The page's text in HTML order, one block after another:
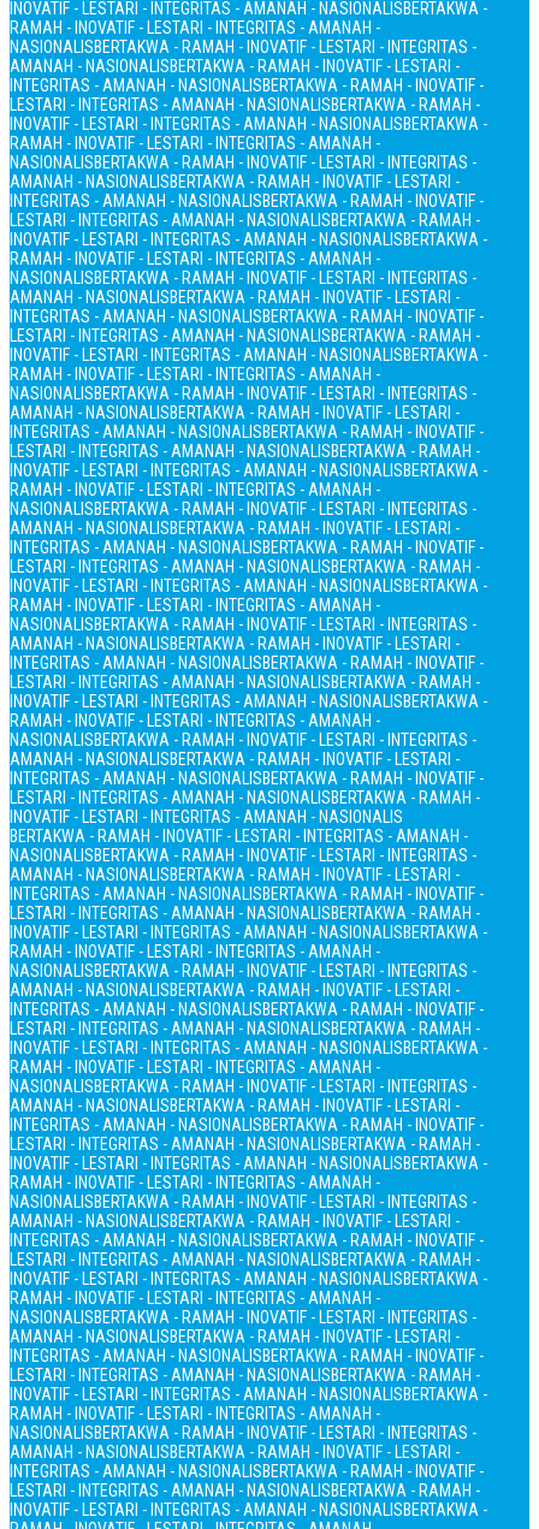
INOVATIF - LESTARI - INTEGRITAS - AMANAH - NASIONALISBERTAKWA -
RAMAH - INOVATIF - LESTARI - INTEGRITAS - AMANAH -
NASIONALISBERTAKWA - RAMAH - INOVATIF - LESTARI - INTEGRITAS -
AMANAH - NASIONALISBERTAKWA - RAMAH - INOVATIF - LESTARI -
INTEGRITAS - AMANAH - NASIONALISBERTAKWA - RAMAH - INOVATIF -
LESTARI - INTEGRITAS - AMANAH - NASIONALISBERTAKWA - RAMAH -
INOVATIF - LESTARI - INTEGRITAS - AMANAH - NASIONALISBERTAKWA -
RAMAH - INOVATIF - LESTARI - INTEGRITAS - AMANAH -
NASIONALISBERTAKWA - RAMAH - INOVATIF - LESTARI - INTEGRITAS -
AMANAH - NASIONALISBERTAKWA - RAMAH - INOVATIF - LESTARI -
INTEGRITAS - AMANAH - NASIONALISBERTAKWA - RAMAH - INOVATIF -
LESTARI - INTEGRITAS - AMANAH - NASIONALISBERTAKWA - RAMAH -
INOVATIF - LESTARI - INTEGRITAS - AMANAH - NASIONALISBERTAKWA -
RAMAH - INOVATIF - LESTARI - INTEGRITAS - AMANAH -
NASIONALISBERTAKWA - RAMAH - INOVATIF - LESTARI - INTEGRITAS -
AMANAH - NASIONALISBERTAKWA - RAMAH - INOVATIF - LESTARI -
INTEGRITAS - AMANAH - NASIONALISBERTAKWA - RAMAH - INOVATIF -
LESTARI - INTEGRITAS - AMANAH - NASIONALISBERTAKWA - RAMAH -
INOVATIF - LESTARI - INTEGRITAS - AMANAH - NASIONALISBERTAKWA -
RAMAH - INOVATIF - LESTARI - INTEGRITAS - AMANAH -
NASIONALISBERTAKWA - RAMAH - INOVATIF - LESTARI - INTEGRITAS -
AMANAH - NASIONALISBERTAKWA - RAMAH - INOVATIF - LESTARI -
INTEGRITAS - AMANAH - NASIONALISBERTAKWA - RAMAH - INOVATIF -
LESTARI - INTEGRITAS - AMANAH - NASIONALISBERTAKWA - RAMAH -
INOVATIF - LESTARI - INTEGRITAS - AMANAH - NASIONALISBERTAKWA -
RAMAH - INOVATIF - LESTARI - INTEGRITAS - AMANAH -
NASIONALISBERTAKWA - RAMAH - INOVATIF - LESTARI - INTEGRITAS -
AMANAH - NASIONALISBERTAKWA - RAMAH - INOVATIF - LESTARI -
INTEGRITAS - AMANAH - NASIONALISBERTAKWA - RAMAH - INOVATIF -
LESTARI - INTEGRITAS - AMANAH - NASIONALISBERTAKWA - RAMAH -
INOVATIF - LESTARI - INTEGRITAS - AMANAH - NASIONALISBERTAKWA -
RAMAH - INOVATIF - LESTARI - INTEGRITAS - AMANAH -
NASIONALISBERTAKWA - RAMAH - INOVATIF - LESTARI - INTEGRITAS -
AMANAH - NASIONALISBERTAKWA - RAMAH - INOVATIF - LESTARI -
INTEGRITAS - AMANAH - NASIONALISBERTAKWA - RAMAH - INOVATIF -
LESTARI - INTEGRITAS - AMANAH - NASIONALISBERTAKWA - RAMAH -
INOVATIF - LESTARI - INTEGRITAS - AMANAH - NASIONALISBERTAKWA -
RAMAH - INOVATIF - LESTARI - INTEGRITAS - AMANAH -
NASIONALISBERTAKWA - RAMAH - INOVATIF - LESTARI - INTEGRITAS -
AMANAH - NASIONALISBERTAKWA - RAMAH - INOVATIF - LESTARI -
INTEGRITAS - AMANAH - NASIONALISBERTAKWA - RAMAH - INOVATIF -
LESTARI - INTEGRITAS - AMANAH - NASIONALISBERTAKWA - RAMAH -
INOVATIF - LESTARI - INTEGRITAS - AMANAH - NASIONALIS
BERTAKWA - RAMAH - INOVATIF - LESTARI - INTEGRITAS - AMANAH -
NASIONALISBERTAKWA - RAMAH - INOVATIF - LESTARI - INTEGRITAS -
AMANAH - NASIONALISBERTAKWA - RAMAH - INOVATIF - LESTARI -
INTEGRITAS - AMANAH - NASIONALISBERTAKWA - RAMAH - INOVATIF -
LESTARI - INTEGRITAS - AMANAH - NASIONALISBERTAKWA - RAMAH -
INOVATIF - LESTARI - INTEGRITAS - AMANAH - NASIONALISBERTAKWA -
RAMAH - INOVATIF - LESTARI - INTEGRITAS - AMANAH -
NASIONALISBERTAKWA - RAMAH - INOVATIF - LESTARI - INTEGRITAS -
AMANAH - NASIONALISBERTAKWA - RAMAH - INOVATIF - LESTARI -
INTEGRITAS - AMANAH - NASIONALISBERTAKWA - RAMAH - INOVATIF -
LESTARI - INTEGRITAS - AMANAH - NASIONALISBERTAKWA - RAMAH -
INOVATIF - LESTARI - INTEGRITAS - AMANAH - NASIONALISBERTAKWA -
RAMAH - INOVATIF - LESTARI - INTEGRITAS - AMANAH -
NASIONALISBERTAKWA - RAMAH - INOVATIF - LESTARI - INTEGRITAS -
AMANAH - NASIONALISBERTAKWA - RAMAH - INOVATIF - LESTARI -
INTEGRITAS - AMANAH - NASIONALISBERTAKWA - RAMAH - INOVATIF -
LESTARI - INTEGRITAS - AMANAH - NASIONALISBERTAKWA - RAMAH -
INOVATIF - LESTARI - INTEGRITAS - AMANAH - NASIONALISBERTAKWA -
RAMAH - INOVATIF - LESTARI - INTEGRITAS - AMANAH -
NASIONALISBERTAKWA - RAMAH - INOVATIF - LESTARI - INTEGRITAS -
AMANAH - NASIONALISBERTAKWA - RAMAH - INOVATIF - LESTARI -
INTEGRITAS - AMANAH - NASIONALISBERTAKWA - RAMAH - INOVATIF -
LESTARI - INTEGRITAS - AMANAH - NASIONALISBERTAKWA - RAMAH -
INOVATIF - LESTARI - INTEGRITAS - AMANAH - NASIONALISBERTAKWA -
RAMAH - INOVATIF - LESTARI - INTEGRITAS - AMANAH -
NASIONALISBERTAKWA - RAMAH - INOVATIF - LESTARI - INTEGRITAS -
AMANAH - NASIONALISBERTAKWA - RAMAH - INOVATIF - LESTARI -
INTEGRITAS - AMANAH - NASIONALISBERTAKWA - RAMAH - INOVATIF -
LESTARI - INTEGRITAS - AMANAH - NASIONALISBERTAKWA - RAMAH -
INOVATIF - LESTARI - INTEGRITAS - AMANAH - NASIONALISBERTAKWA -
RAMAH - INOVATIF - LESTARI - INTEGRITAS - AMANAH -
NASIONALISBERTAKWA - RAMAH - INOVATIF - LESTARI - INTEGRITAS -
AMANAH - NASIONALISBERTAKWA - RAMAH - INOVATIF - LESTARI -
INTEGRITAS - AMANAH - NASIONALISBERTAKWA - RAMAH - INOVATIF -
LESTARI - INTEGRITAS - AMANAH - NASIONALISBERTAKWA - RAMAH -
INOVATIF - LESTARI - INTEGRITAS - AMANAH - NASIONALISBERTAKWA -